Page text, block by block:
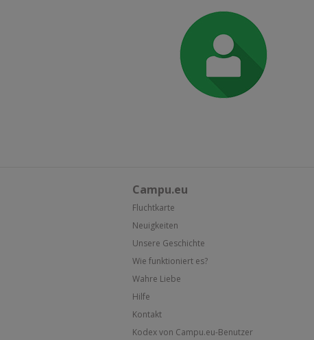
Campu.eu
Fluchtkarte
Neuigkeiten
Unsere Geschichte
Wie funktioniert es?
Wahre Liebe
Hilfe
Kontakt
Kodex von Campu.eu-Benutzer